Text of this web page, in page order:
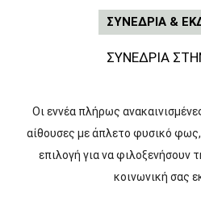
ΣΥΝΕΔΡΙΑ &
ΣΥΝΕΔΡΙΑ
Οι εννέα πλήρως
αίθουσες με άπλετο φυσικό
επιλογή για να φιλοξενήσουν
κοινωνική σας